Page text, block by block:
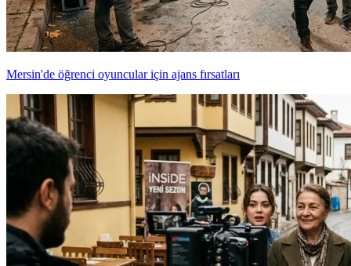
Mersin'de öğrenci oyuncular için ajans fırsatları